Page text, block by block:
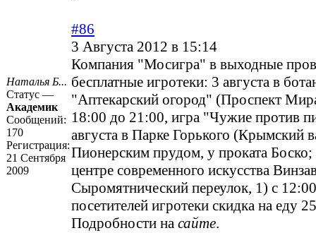
Наталья Б...
Статус —
Академик
Сообщений:
170
Регистрация:
21 Сентября
2009
#86
3 Августа 2012 в 15:14
Компания "Мосигра" в выходные
бесплатные игротеки: 3 августа в
"Аптекарский огород" (Проспект
18:00 до 21:00, игра "Чужие против
августа в Парке Горького (Крымский
Пионерским прудом, у проката Боско;
центре современного искусства
Сыромятнический переулок, 1) с
посетителей игротеки скидка на еду
Подробности на сайте.